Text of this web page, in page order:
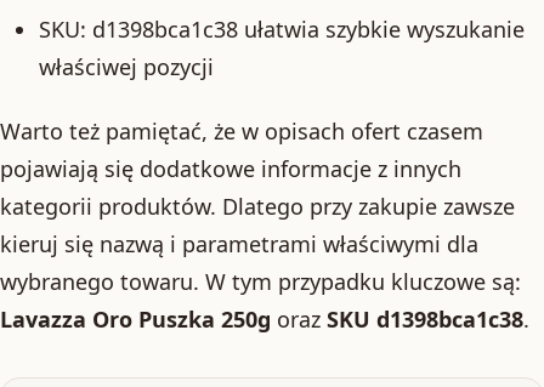
SKU: d1398bca1c38 ułatwia szybkie wyszukanie
właściwej pozycji
Warto też pamiętać, że w opisach ofert czasem
pojawiają się dodatkowe informacje z innych
kategorii produktów. Dlatego przy zakupie zawsze
kieruj się nazwą i parametrami właściwymi dla
wybranego towaru. W tym przypadku kluczowe są:
Lavazza Oro Puszka 250g oraz SKU d1398bca1c38.